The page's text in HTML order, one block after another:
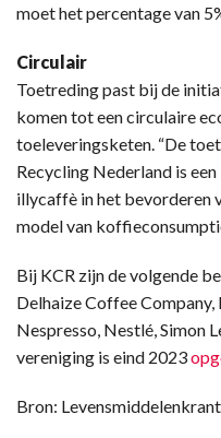
moet het percentage van
Circulair
Toetreding past bij de
komen tot een circulaire
toeleveringsketen. “De
Recycling Nederland is
illycaffè in het bevorderen
model van
Bij KCR zijn de volgende
Delhaize Coffee Company,
Nespresso, Nestlé, Simon
vereniging is eind 2023
Bron: Levensmiddelenkrant